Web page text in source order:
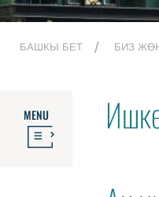
БАШКЫ БЕТ БИЗ
MENU